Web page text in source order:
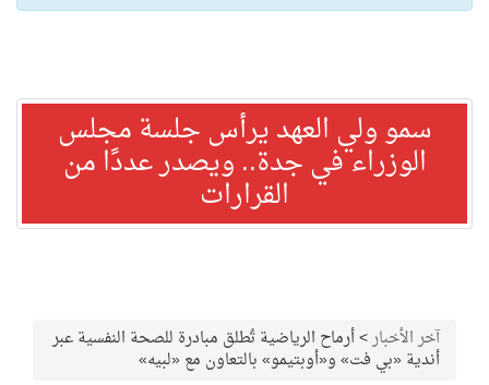
سمو ولي العهد يرأس جلسة مجلس
الوزراء في جدة.. ويصدر عددًا من
القرارات
آخر الأخبار>أرماح الرياضية تُطلق مبادرة للصحة النفسية عبر
أندية «بي فت» و«أوبتيمو» بالتعاون مع «لبيه»